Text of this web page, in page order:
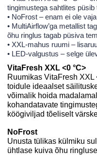
tingimustega sahtlites
• NoFrost – enam ei ole
• MultiAirflow’ga metallist
õhu ringlus tagab püsiva
• XXL-mahus ruumi –
• LED-valgustus – selge
VitaFresh XXL <0 °C>
Ruumikas VitaFresh XXL
toidule ideaalset
võimalik hoida
kohandatavate
köögiviljad tõeliselt
NoFrost
Unusta tülikas külmiku
ühtlase kuiva õhu